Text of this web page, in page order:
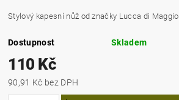
Stylový kapesní nůž od značky Lucca di Maggio.
Dostupnost Skladem
110 Kč
90,91 Kč bez DPH